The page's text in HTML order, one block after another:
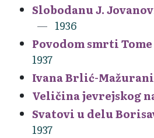
Slobodanu J.
1936
Povodom smrti
1937
Ivana Brlić-
Veličina jevrejskog
Svatovi u delu
1937